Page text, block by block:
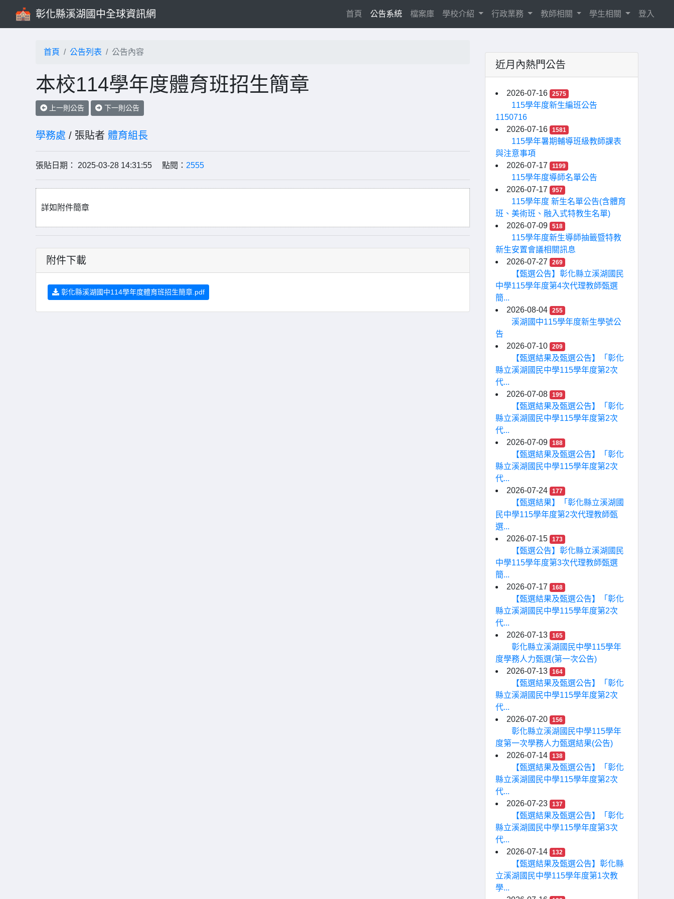
彰化縣溪湖國中全球資訊網 首頁 (current)
公告系統 檔案庫 學校介紹 行政業務 教師相關 學生相關 登入
首頁 公告列表 公告內容
本校114學年度體育班招生簡章
上一則公告 下一則公告
學務處 / 張貼者 體育組長
張貼日期： 2025-03-28 14:31:55 點閱： 2555
詳如附件簡章
附件下載
彰化縣溪湖國中114學年度體育班招生簡章.pdf
近月內熱門公告
2026-07-16 2575
115學年度新生編班公告
1150716
2026-07-16
1581
115學年暑期輔導班級教師課表
與注意事項
2026-07-17
1199
115學年度導師名單公告
2026-07-17
957
115學年度 新生名單公告(含體育
班、美術班、融入式特教生名單)
2026-07-09
518
115學年度新生導師抽籤暨特教
新生安置會議相關訊息
2026-07-27
269
【甄選公告】彰化縣立溪湖國民
中學115學年度第4次代理教師甄選
簡...
2026-08-04
255
溪湖國中115學年度新生學號公
告
2026-07-10
209
【甄選結果及甄選公告】「彰化
縣立溪湖國民中學115學年度第2次
代...
2026-07-08
199
【甄選結果及甄選公告】「彰化
縣立溪湖國民中學115學年度第2次
代...
2026-07-09
188
【甄選結果及甄選公告】「彰化
縣立溪湖國民中學115學年度第2次
代...
2026-07-24
177
【甄選結果】「彰化縣立溪湖國
民中學115學年度第2次代理教師甄
選...
2026-07-15
173
【甄選公告】彰化縣立溪湖國民
中學115學年度第3次代理教師甄選
簡...
2026-07-17
168
【甄選結果及甄選公告】「彰化
縣立溪湖國民中學115學年度第2次
代...
2026-07-13
165
彰化縣立溪湖國民中學115學年
度學務人力甄選(第一次公告)
2026-07-13
164
【甄選結果及甄選公告】「彰化
縣立溪湖國民中學115學年度第2次
代...
2026-07-20
156
彰化縣立溪湖國民中學115學年
度第一次學務人力甄選結果(公告)
2026-07-14
138
【甄選結果及甄選公告】「彰化
縣立溪湖國民中學115學年度第2次
代...
2026-07-23
137
【甄選結果及甄選公告】「彰化
縣立溪湖國民中學115學年度第3次
代...
2026-07-14
132
【甄選結果及甄選公告】彰化縣
立溪湖國民中學115學年度第1次教
學...